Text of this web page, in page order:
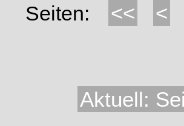
Seiten: << <
Aktuell: